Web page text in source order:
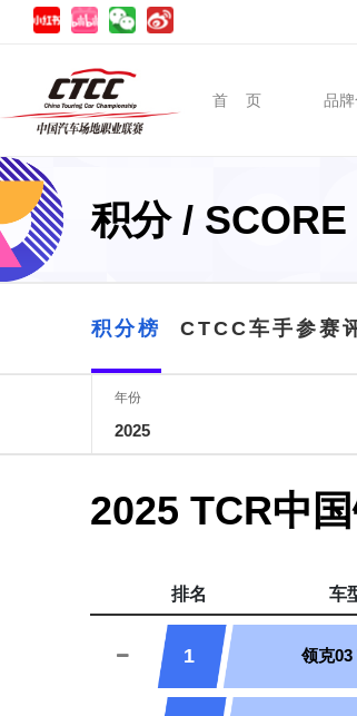
首 页 品
积分 / SCORE
积分榜 CTCC车手参赛
年份
2025
2025 TCR中
排名 车
1 领克03